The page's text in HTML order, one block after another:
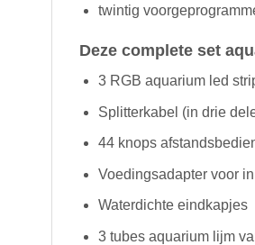
twintig
Deze complete set
3 RGB aquarium led
Splitterkabel (in drie
44 knops
Voedingsadapter voor
Waterdichte eindkapjes
3 tubes aquarium lijm